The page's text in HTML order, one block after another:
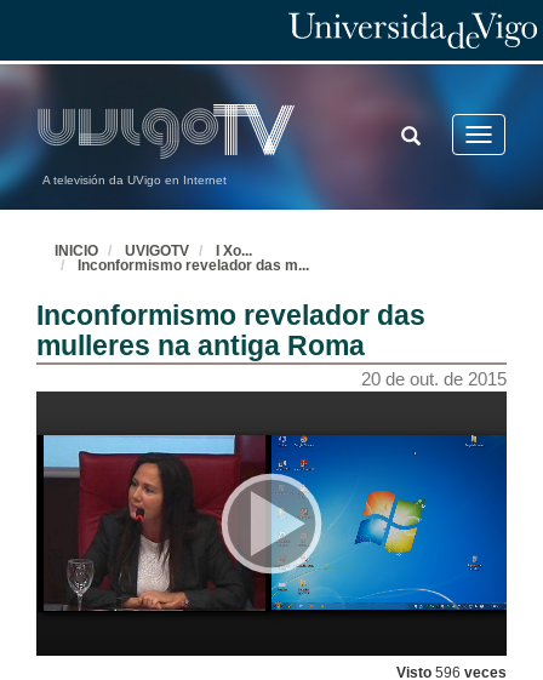
A televisión da UVigo en Internet
Toggle
TOGGLE
SEARCH
INICIO UVIGOTV I Xo...
Inconformismo revelador das m...
Inconformismo revelador das
mulleres na antiga Roma
20 de out. de 2015
Visto 596 veces